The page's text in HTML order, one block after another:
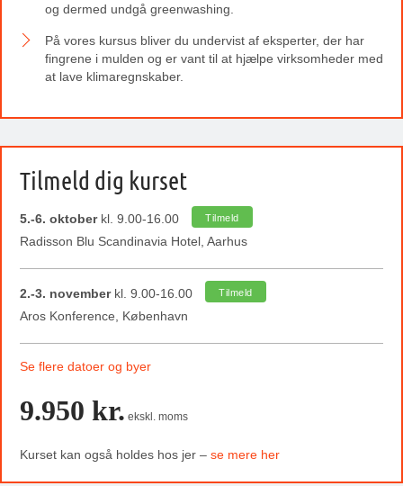
og dermed undgå greenwashing.
På vores kursus bliver du undervist af eksperter, der har
fingrene i mulden og er vant til at hjælpe virksomheder med
at lave klimaregnskaber.
Tilmeld dig kurset
5.-6. oktoberkl. 9.00-16.00 Tilmeld
Radisson Blu Scandinavia Hotel, Aarhus
2.-3. novemberkl. 9.00-16.00 Tilmeld
Aros Konference, København
Se flere datoer og byer
9.950 kr. ekskl. moms
Kurset kan også holdes hos jer – se mere her